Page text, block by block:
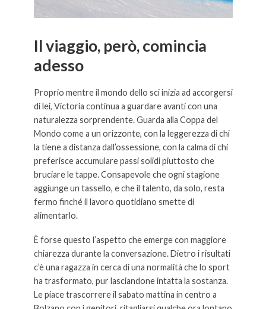
Il viaggio, però, comincia
adesso
Proprio mentre il mondo dello sci inizia ad accorgersi
di lei, Victoria continua a guardare avanti con una
naturalezza sorprendente. Guarda alla Coppa del
Mondo come a un orizzonte, con la leggerezza di chi
la tiene a distanza dall’ossessione, con la calma di chi
preferisce accumulare passi solidi piuttosto che
bruciare le tappe. Consapevole che ogni stagione
aggiunge un tassello, e che il talento, da solo, resta
fermo finché il lavoro quotidiano smette di
alimentarlo.
È forse questo l’aspetto che emerge con maggiore
chiarezza durante la conversazione. Dietro i risultati
c’è una ragazza in cerca di una normalità che lo sport
ha trasformato, pur lasciandone intatta la sostanza.
Le piace trascorrere il sabato mattina in centro a